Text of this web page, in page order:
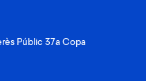
Públic 37a Copa